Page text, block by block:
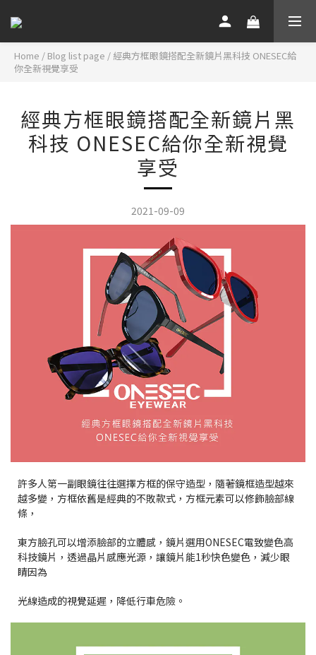
Home / Blog list page / 經典方框眼鏡搭配全新鏡片黑科技 ONESEC給
你全新視覺享受
經典方框眼鏡搭配全新鏡片黑
科技 ONESEC給你全新視覺
享受
2021-09-09
許多人第一副眼鏡往往選擇方框的保守造型，隨著鏡框造型越來
越多變，方框依舊是經典的不敗款式，方框元素可以修飾臉部線
條，
東方臉孔可以增添臉部的立體感，鏡片選用ONESEC電致變色高
科技鏡片，透過晶片感應光源，讓鏡片能1秒快色變色，減少眼
睛因為
光線造成的視覺延遲，降低行車危險。